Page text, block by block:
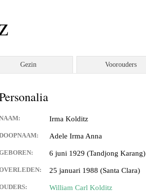
en Tina Vleugels
(Wittem)
en Louisa Sintzen
en Anneke Spaaij
Keijdener en Trine Van
Keijdener en Tineke
Gezin Voorouders
Irma Kolditz
Adele Irma Anna
6 juni 1929 (Tandjong Karang)
25 januari 1988 (Santa Clara)
William Carl Kolditz